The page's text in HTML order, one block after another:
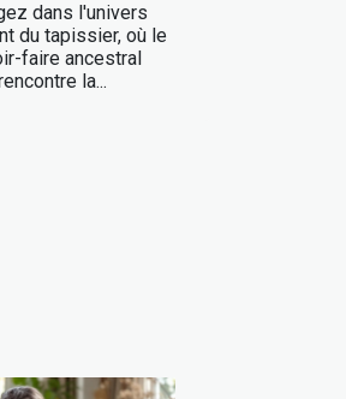
dans l'univers
du tapissier, où le
faire ancestral
la...